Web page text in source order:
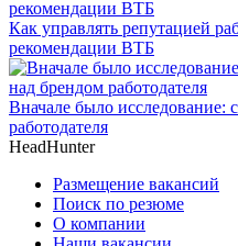
Как управлять репутацией
рекомендации ВТБ
Вначале было исследование:
работодателя
HeadHunter
Размещение вакансий
Поиск по резюме
О компании